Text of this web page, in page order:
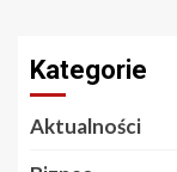
Kategorie
Aktualności